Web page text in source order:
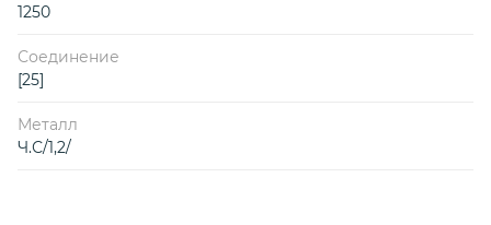
1250
Соединение
[25]
Металл
Ч.С/1,2/